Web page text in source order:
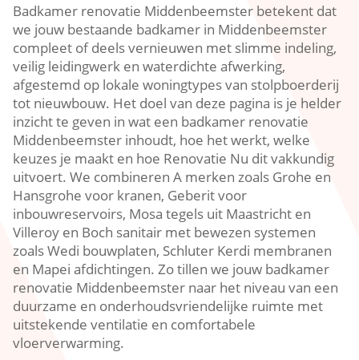
Badkamer renovatie Middenbeemster betekent dat
we jouw bestaande badkamer in Middenbeemster
compleet of deels vernieuwen met slimme indeling,
veilig leidingwerk en waterdichte afwerking,
afgestemd op lokale woningtypes van stolpboerderij
tot nieuwbouw.​ Het doel van deze pagina is je helder
inzicht te geven in wat een badkamer renovatie
Middenbeemster inhoudt, hoe het werkt, welke
keuzes je maakt en hoe Renovatie Nu dit vakkundig
uitvoert.​ We combineren A merken zoals Grohe en
Hansgrohe voor kranen, Geberit voor
inbouwreservoirs, Mosa tegels uit Maastricht en
Villeroy en Boch sanitair met bewezen systemen
zoals Wedi bouwplaten, Schluter Kerdi membranen
en Mapei afdichtingen.​ Zo tillen we jouw badkamer
renovatie Middenbeemster naar het niveau van een
duurzame en onderhoudsvriendelijke ruimte met
uitstekende ventilatie en comfortabele
vloerverwarming.​